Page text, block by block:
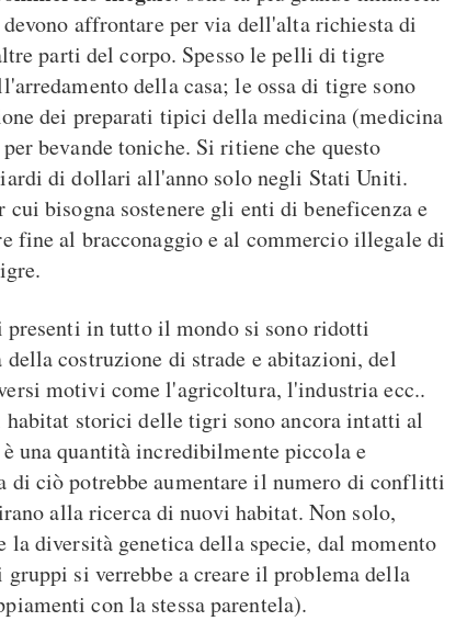
affrontare per via dell'alta richiesta di
parti del corpo. Spesso le pelli di tigre
della casa; le ossa di tigre sono
dei preparati tipici della medicina (medicina
bevande toniche. Si ritiene che questo
di dollari all'anno solo negli Stati Uniti.
bisogna sostenere gli enti di beneficenza e
fine al bracconaggio e al commercio illegale di
in tutto il mondo si sono ridotti
della costruzione di strade e abitazioni, del
motivi come l'agricoltura, l'industria ecc..
storici delle tigri sono ancora intatti al
una quantità incredibilmente piccola e
di ciò potrebbe aumentare il numero di conflitti
alla ricerca di nuovi habitat. Non solo,
la diversità genetica della specie, dal momento
si verrebbe a creare il problema della
con la stessa parentela).